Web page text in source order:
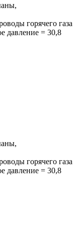
горячего газа
давление = 30,8
горячего газа
давление = 30,8